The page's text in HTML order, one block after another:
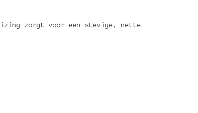
zorgt voor een stevige, nette